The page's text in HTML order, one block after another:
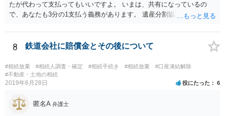
たが代わって支払ってもいいですよ。 いまは、共有になっているの
で、あなたも3分の1支払う義務があります。 遺産分割協議をして、不
払い義務があります。
8 鉄道会社に賠償金とその後について
#相続放棄 #相続人調査・確定 #相続手続き #相続放棄
#口座凍結解除
#不動産・土地の相続
2019年6月28日 役にたった 6
匿名A 弁護士